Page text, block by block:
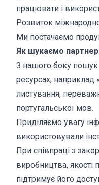
працювати і
Розвиток
Ми постачаємо
Як шукаємо
З нашого боку пошук
ресурсах,
листування,
португальської мов.
Приділяємо увагу
використовували
При співпраці з
виробництва, якості
підтримує його